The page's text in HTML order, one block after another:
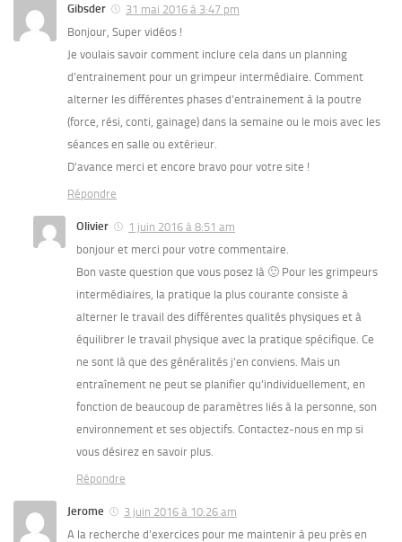
Gibsder
31 mai 2016 à 3:47 pm
Bonjour, Super vidéos !
Je voulais savoir comment inclure cela dans un planning
d’entrainement pour un grimpeur intermédiaire. Comment
alterner les différentes phases d’entrainement à la poutre
(force, rési, conti, gainage) dans la semaine ou le mois avec les
séances en salle ou extérieur.
D’avance merci et encore bravo pour votre site !
Répondre
Olivier
1 juin 2016 à 8:51 am
bonjour et merci pour votre commentaire.
Bon vaste question que vous posez là 🙂 Pour les grimpeurs
intermédiaires, la pratique la plus courante consiste à
alterner le travail des différentes qualités physiques et à
équilibrer le travail physique avec la pratique spécifique. Ce
ne sont là que des généralités j’en conviens. Mais un
entraînement ne peut se planifier qu’individuellement, en
fonction de beaucoup de paramètres liés à la personne, son
environnement et ses objectifs. Contactez-nous en mp si
vous désirez en savoir plus.
Répondre
Jerome
3 juin 2016 à 10:26 am
A la recherche d’exercices pour me maintenir à peu près en